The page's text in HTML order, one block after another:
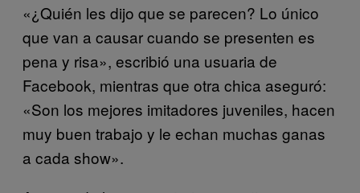
«¿Quién les dijo que se parecen? Lo único
que van a causar cuando se presenten es
pena y risa», escribió una usuaria de
Facebook, mientras que otra chica aseguró:
«Son los mejores imitadores juveniles, hacen
muy buen trabajo y le echan muchas ganas
a cada show».